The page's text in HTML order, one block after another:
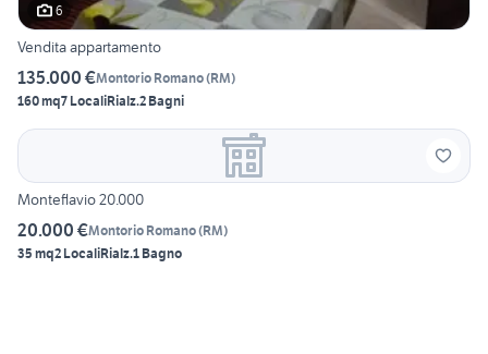
6
Vendita appartamento
135.000 €Montorio Romano(RM)
160 mq7 LocaliRialz.2 Bagni
Monteflavio 20.000
20.000 €Montorio Romano(RM)
35 mq2 LocaliRialz.1 Bagno